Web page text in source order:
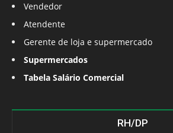
Vendedor
Atendente
Gerente de loja e supermercado
Supermercados
Tabela Salário Comercial
RH/DP